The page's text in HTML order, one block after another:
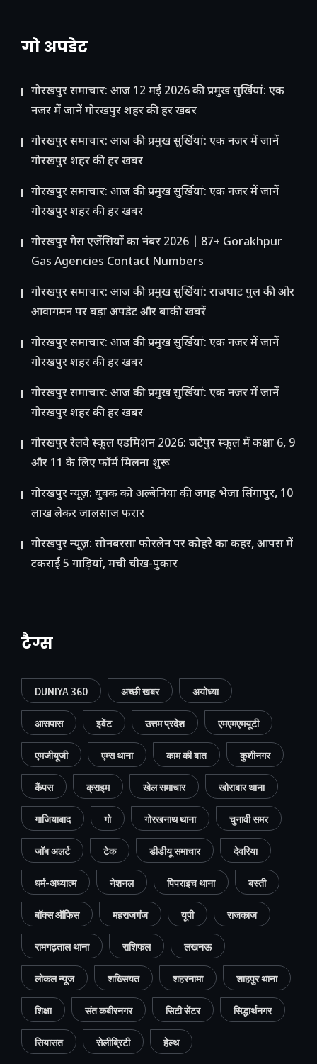
गो अपडेट
गोरखपुर समाचार: आज 12 मई 2026 की प्रमुख सुर्खियां: एक
नजर में जानें गोरखपुर शहर की हर खबर
गोरखपुर समाचार: आज की प्रमुख सुर्खियां: एक नजर में जानें
गोरखपुर शहर की हर खबर
गोरखपुर समाचार: आज की प्रमुख सुर्खियां: एक नजर में जानें
गोरखपुर शहर की हर खबर
गोरखपुर गैस एजेंसियों का नंबर 2026 | 87+ Gorakhpur
Gas Agencies Contact Numbers
गोरखपुर समाचार: आज की प्रमुख सुर्खियां: राजघाट पुल की ओर
आवागमन पर बड़ा अपडेट और बाकी खबरें
गोरखपुर समाचार: आज की प्रमुख सुर्खियां: एक नजर में जानें
गोरखपुर शहर की हर खबर
गोरखपुर समाचार: आज की प्रमुख सुर्खियां: एक नजर में जानें
गोरखपुर शहर की हर खबर
गोरखपुर रेलवे स्कूल एडमिशन 2026: जटेपुर स्कूल में कक्षा 6, 9
और 11 के लिए फॉर्म मिलना शुरू
गोरखपुर न्यूज़: युवक को अल्बेनिया की जगह भेजा सिंगापुर, 10
लाख लेकर जालसाज फरार
गोरखपुर न्यूज़: सोनबरसा फोरलेन पर कोहरे का कहर, आपस में
टकराईं 5 गाड़ियां, मची चीख-पुकार
टैग्स
DUNIYA 360 अच्छी खबर अयोध्या
आसपास इवेंट उत्तम प्रदेश एमएमएमयूटी
एमजीयूजी एम्स थाना काम की बात कुशीनगर
कैंपस क्राइम खेल समाचार खोराबार थाना
गाजियाबाद गो गोरखनाथ थाना चुनावी समर
जॉब अलर्ट टेक डीडीयू समाचार देवरिया
धर्म-अध्यात्म नेशनल पिपराइच थाना बस्ती
बॉक्स ऑफिस महराजगंज यूपी राजकाज
रामगढ़ताल थाना राशिफल लखनऊ
लोकल न्यूज शख्सियत शहरनामा शाहपुर थाना
शिक्षा संत कबीरनगर सिटी सेंटर सिद्धार्थनगर
सियासत सेलीब्रिटी हेल्थ